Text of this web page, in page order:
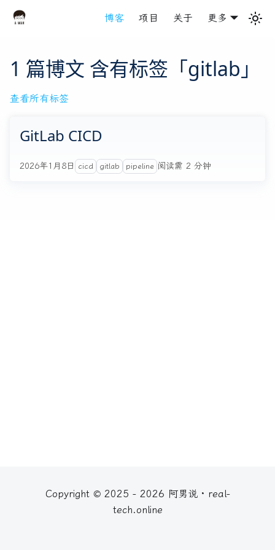
博客 项目 关于 更多
1 篇博文 含有标签「gitlab」
查看所有标签
GitLab CICD
2026年1月8日 cicd gitlab pipeline 阅读需 2 分钟
Copyright © 2025 - 2026 阿男说 · real-
tech.online